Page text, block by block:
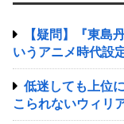
【疑問】『東島
いうアニメ時代設
低迷しても上位
こられないウィリ